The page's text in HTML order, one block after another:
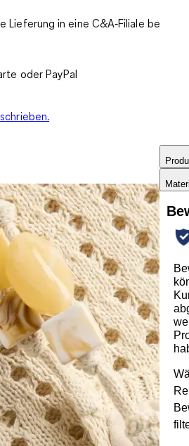
in eine C&A‑Filiale bereits
oder PayPal